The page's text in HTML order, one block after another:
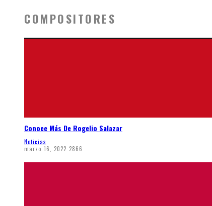
COMPOSITORES
Conoce Más De Rogelio Salazar
Noticias
marzo 16, 2022 2866